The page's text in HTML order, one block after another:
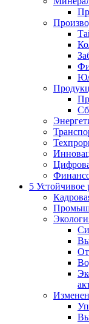
5 Устойчивое